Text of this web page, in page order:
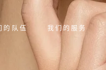
的队伍 我们的服务